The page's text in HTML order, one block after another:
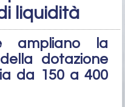
liquidità
ampliano la
dotazione
da 150 a 400